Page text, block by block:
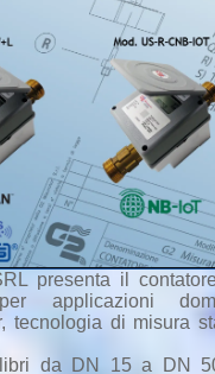
presenta il
per applicazioni
tecnologia di misura
da DN 15 a DN